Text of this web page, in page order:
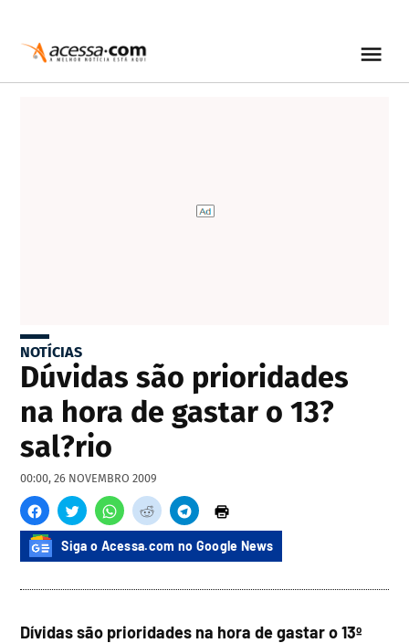
NOTÍCIAS
Dúvidas são prioridades
na hora de gastar o 13?
sal?rio
00:00, 26 NOVEMBRO 2009
Siga o Acessa.com no Google News
Dívidas são prioridades na hora de gastar o 13º